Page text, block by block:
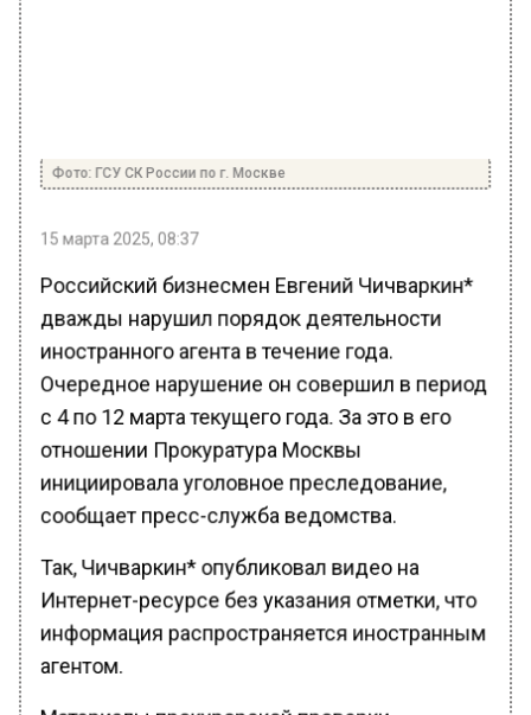
Фото: ГСУ СК России по г. Москве
15 марта 2025, 08:37
Российский бизнесмен Евгений Чичваркин*
дважды нарушил порядок деятельности
иностранного агента в течение года.
Очередное нарушение он совершил в период
с 4 по 12 марта текущего года. За это в его
отношении Прокуратура Москвы
инициировала уголовное преследование,
сообщает пресс-служба ведомства.
Так, Чичваркин* опубликовал видео на
Интернет-ресурсе без указания отметки, что
информация распространяется иностранным
агентом.